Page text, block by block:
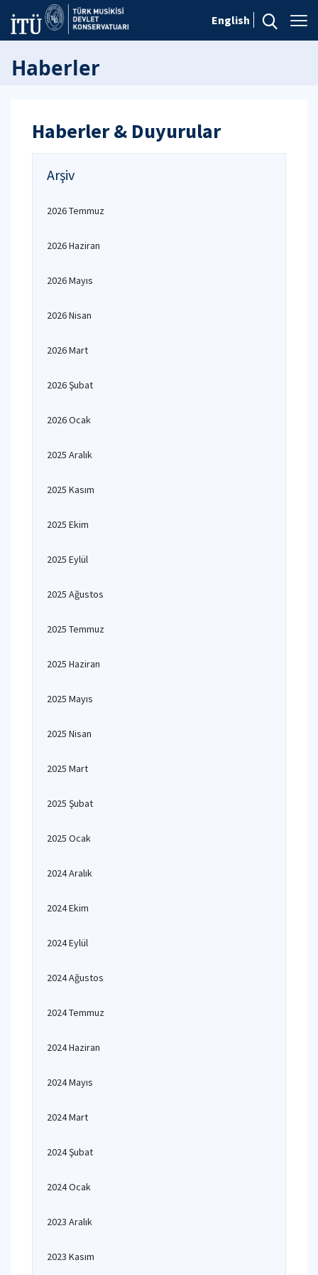
English
Haberler
Haberler & Duyurular
Arşiv
2026 Temmuz
2026 Haziran
2026 Mayıs
2026 Nisan
2026 Mart
2026 Şubat
2026 Ocak
2025 Aralık
2025 Kasım
2025 Ekim
2025 Eylül
2025 Ağustos
2025 Temmuz
2025 Haziran
2025 Mayıs
2025 Nisan
2025 Mart
2025 Şubat
2025 Ocak
2024 Aralık
2024 Ekim
2024 Eylül
2024 Ağustos
2024 Temmuz
2024 Haziran
2024 Mayıs
2024 Mart
2024 Şubat
2024 Ocak
2023 Aralık
2023 Kasım